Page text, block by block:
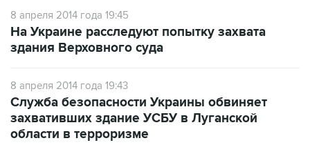
здания Верховного суда
8 апреля 2014 года 19:43
захвативших здание УСБУ в Луганской
области в терроризме